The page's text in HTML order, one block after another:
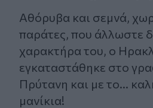
Αθόρυβα και σεμνά,
παράτες, που άλλωστε
χαρακτήρα του, ο
εγκαταστάθηκε στο
Πρύτανη και με το...
μανίκια!